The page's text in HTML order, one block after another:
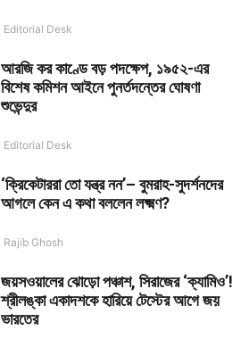
Editorial Desk
আরজি কর কাণ্ডে বড় পদক্ষেপ, ১৯৫২-এর
বিশেষ কমিশন আইনে পুনর্তদন্তের ঘোষণা
শুভেন্দুর
Editorial Desk
‘ক্রিকেটাররা তো যন্ত্র নন’– বুমরাহ-সুদর্শনদের
আগলে কেন এ কথা বললেন লক্ষ্মণ?
Rajib Ghosh
জয়সওয়ালের ঝোড়ো পঞ্চাশ, সিরাজের ‘ক্যামিও’!
শ্রীলঙ্কা একাদশকে হারিয়ে টেস্টের আগে জয়
ভারতের